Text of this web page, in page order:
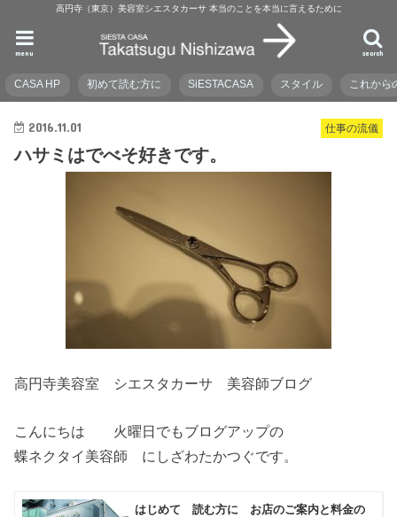
高円寺（東京）美容室シエスタカーサ 本当のことを本当に言えるために
search
menu
CASA HP 初めて読む方に SiESTACASA スタイル これから
仕事の流儀
2016.11.01
ハサミはでべそ好きです。
高円寺美容室 シエスタカーサ 美容師ブログ
こんにちは 火曜日でもブログアップの
蝶ネクタイ美容師 にしざわたかつぐです。
はじめて 読む方に お店のご案内と料金の